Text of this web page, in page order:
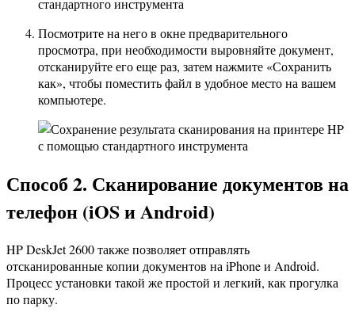
Посмотрите на него в окне предварительного
просмотра, при необходимости выровняйте документ,
отсканируйте его еще раз, затем нажмите «Сохранить
как», чтобы поместить файл в удобное место на вашем
компьютере.
Способ 2. Сканирование документов на
телефон (iOS и Android)
HP DeskJet 2600 также позволяет отправлять
отсканированные копии документов на iPhone и Android.
Процесс установки такой же простой и легкий, как прогулка
по парку.